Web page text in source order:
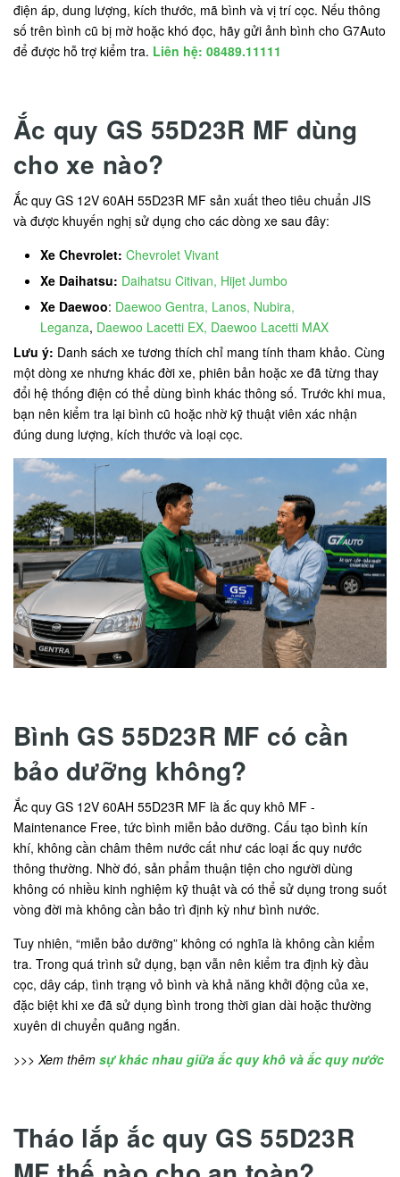
điện áp, dung lượng, kích thước, mã bình và vị trí cọc. Nếu thông
số trên bình cũ bị mờ hoặc khó đọc, hãy gửi ảnh bình cho G7Auto
để được hỗ trợ kiểm tra. Liên hệ: 08489.11111
Ắc quy GS 55D23R MF dùng
cho xe nào?
Ắc quy GS 12V 60AH 55D23R MF sản xuất theo tiêu chuẩn JIS
và được khuyến nghị sử dụng cho các dòng xe sau đây:
Xe Chevrolet: Chevrolet Vivant
Xe Daihatsu: Daihatsu Citivan, Hijet Jumbo
Xe Daewoo: Daewoo Gentra, Lanos, Nubira,
Leganza, Daewoo Lacetti EX, Daewoo Lacetti MAX
Lưu ý: Danh sách xe tương thích chỉ mang tính tham khảo. Cùng
một dòng xe nhưng khác đời xe, phiên bản hoặc xe đã từng thay
đổi hệ thống điện có thể dùng bình khác thông số. Trước khi mua,
bạn nên kiểm tra lại bình cũ hoặc nhờ kỹ thuật viên xác nhận
đúng dung lượng, kích thước và loại cọc.
Bình GS 55D23R MF có cần
bảo dưỡng không?
Ắc quy GS 12V 60AH 55D23R MF là ắc quy khô MF -
Maintenance Free, tức bình miễn bảo dưỡng. Cấu tạo bình kín
khí, không cần châm thêm nước cất như các loại ắc quy nước
thông thường. Nhờ đó, sản phẩm thuận tiện cho người dùng
không có nhiều kinh nghiệm kỹ thuật và có thể sử dụng trong suốt
vòng đời mà không cần bảo trì định kỳ như bình nước.
Tuy nhiên, “miễn bảo dưỡng” không có nghĩa là không cần kiểm
tra. Trong quá trình sử dụng, bạn vẫn nên kiểm tra định kỳ đầu
cọc, dây cáp, tình trạng vỏ bình và khả năng khởi động của xe,
đặc biệt khi xe đã sử dụng bình trong thời gian dài hoặc thường
xuyên di chuyển quãng ngắn.
>>> Xem thêm sự khác nhau giữa ắc quy khô và ắc quy nước
Tháo lắp ắc quy GS 55D23R